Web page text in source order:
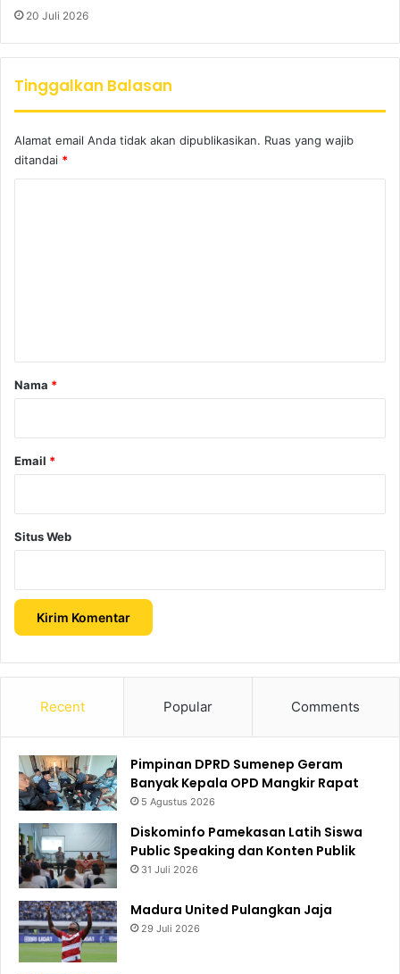
20 Juli 2026
Tinggalkan Balasan
Alamat email Anda tidak akan dipublikasikan. Ruas yang wajib
ditandai *
rNama *
Email *
Situs Web
Recent Popular Comments
Pimpinan DPRD Sumenep Geram
Banyak Kepala OPD Mangkir Rapat
5 Agustus 2026
Diskominfo Pamekasan Latih Siswa
Public Speaking dan Konten Publik
31 Juli 2026
Madura United Pulangkan Jaja
29 Juli 2026